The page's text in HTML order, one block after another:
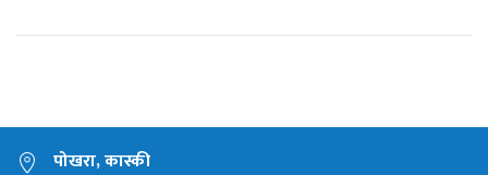
पोखरा, कास्की